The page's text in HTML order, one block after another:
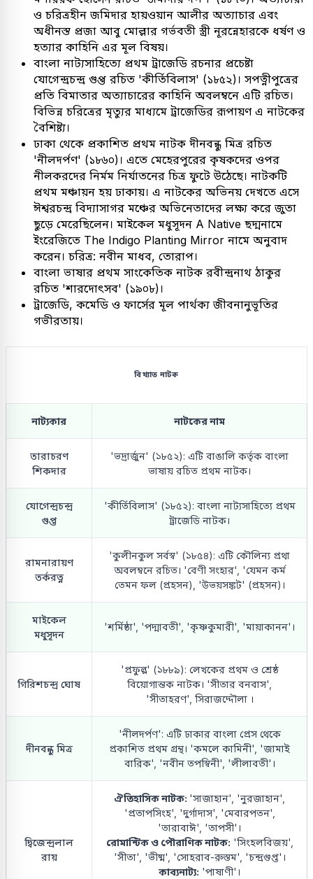
ও চরিত্রহীন জমিদার হায়ওয়ান আলীর অত্যাচার এবং
অধীনস্ত প্রজা আবু মোল্লার গর্ভবতী স্ত্রী নূরন্নেহারকে ধর্ষণ ও
হত্যার কাহিনি এর মূল বিষয়।
বাংলা নাট্যসাহিত্যে প্রথম ট্রাজেডি রচনার প্রচেষ্টা
যোগেন্দ্রচন্দ্র গুপ্ত রচিত 'কীর্তিবিলাস' (১৮৫২)। সপত্নীপুত্রের
প্রতি বিমাতার অত্যাচারের কাহিনি অবলম্বনে এটি রচিত।
বিভিন্ন চরিত্রের মৃত্যুর মাধ্যমে ট্রাজেডির রূপায়ণ এ নাটকের
বৈশিষ্ট্য।
ঢাকা থেকে প্রকাশিত প্রথম নাটক দীনবন্ধু মিত্র রচিত
'নীলদর্পণ' (১৮৬০)। এতে মেহেরপুরের কৃষকদের ওপর
নীলকরদের নির্মম নির্যাতনের চিত্র ফুটে উঠেছে। নাটকটি
প্রথম মঞ্চায়ন হয় ঢাকায়। এ নাটকের অভিনয় দেখতে এসে
ঈশ্বরচন্দ্র বিদ্যাসাগর মঞ্চের অভিনেতাদের লক্ষ্য করে জুতা
ছুড়ে মেরেছিলেন। মাইকেল মধুসূদন A Native ছদ্মনামে
ইংরেজিতে The Indigo Planting Mirror নামে অনুবাদ
করেন। চরিত্র: নবীন মাধব, তোরাপ।
বাংলা ভাষার প্রথম সাংকেতিক নাটক রবীন্দ্রনাথ ঠাকুর
রচিত 'শারদোৎসব' (১৯০৮)।
ট্রাজেডি, কমেডি ও ফার্সের মূল পার্থক্য জীবনানুভূতির
গভীরতায়।
বিখ্যাত নাটক
নাট্যকার নাটকের নাম
তারাচরণ
শিকদার
'ভদ্রার্জুন' (১৮৫২): এটি বাঙালি কর্তৃক বাংলা
ভাষায় রচিত প্রথম নাটক।
যোগেন্দ্রচন্দ্র
গুপ্ত
'কীর্তিবিলাস' (১৮৫২): বাংলা নাট্যসাহিত্যে প্রথম
ট্রাজেডি নাটক।
রামনারায়ণ
তর্করত্ন
'কুলীনকুল সর্বস্ব' (১৮৫৪): এটি কৌলিন্য প্রথা
অবলম্বনে রচিত। 'বেণী সংহার', 'যেমন কর্ম
তেমন ফল (প্রহসন), 'উভয়সঙ্কট' (প্রহসন)।
মাইকেল
মধুসূদন
'শর্মিষ্ঠা', 'পদ্মাবতী', 'কৃষ্ণকুমারী', 'মায়াকানন'।
গিরিশচন্দ্র ঘোষ
'প্রফুল্ল' (১৮৮৯): লেখকের প্রথম ও শ্রেষ্ঠ
বিয়োগান্তক নাটক। 'সীতার বনবাস',
'সীতাহরণ', সিরাজদ্দৌলা ।
দীনবন্ধু মিত্র
'নীলদর্পণ': এটি ঢাকার বাংলা প্রেস থেকে
প্রকাশিত প্রথম গ্রন্থ। 'কমলে কামিনী', 'জামাই
বারিক', 'নবীন তপস্বিনী', 'লীলাবতী'।
দ্বিজেন্দ্রলাল
রায়
ঐতিহাসিক নাটক: 'সাজাহান', 'নুরজাহান',
'প্রতাপসিংহ', 'দুর্গাদাস', 'মেবারপতন',
'তারাবাঈ', 'তাপসী'।
রোমান্টিক ও পৌরাণিক নাটক: 'সিংহলবিজয়',
'সীতা', 'ভীষ্ম', 'সোহরাব-রুস্তম', 'চন্দ্রগুপ্ত'।
কাব্যনাট্য: 'পাষাণী'।